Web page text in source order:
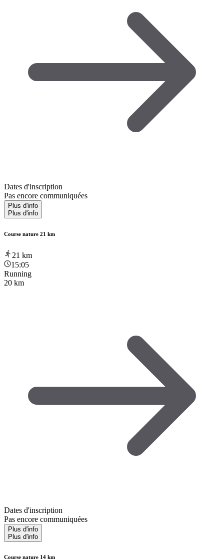
Dates d'inscription
Pas encore communiquées
Plus d'info
Plus d'info
Course nature 21 km
21 km
15:05
Running
20 km
Dates d'inscription
Pas encore communiquées
Plus d'info
Plus d'info
Course nature 14 km